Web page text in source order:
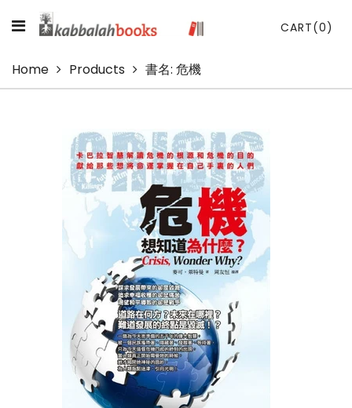
CART(0)
Home Products 書名: 危機